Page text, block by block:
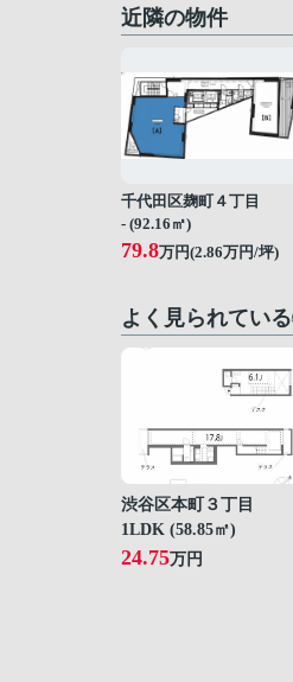
近隣の物件
千代田区麹町４丁目
- (92.16㎡)
79.8万円(2.86万円/坪)
よく見られてい
渋谷区本町３丁目
1LDK (58.85㎡)
24.75万円